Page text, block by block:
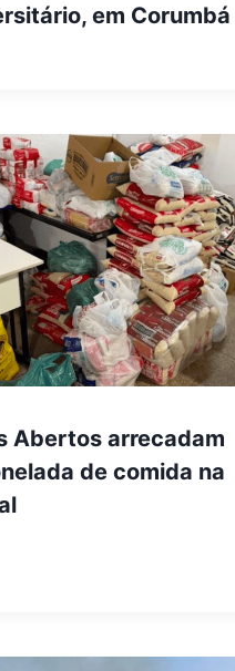
em Corumbá
Abertos arrecadam
de comida na